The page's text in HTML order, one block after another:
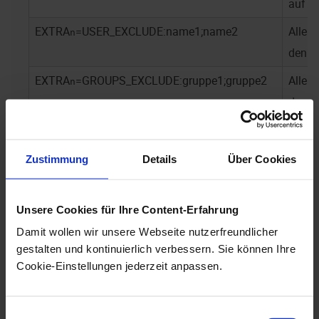
Zustimmung Details Über Cookies
Unsere Cookies für Ihre Content-Erfahrung
Damit wollen wir unsere Webseite nutzerfreundlicher
gestalten und kontinuierlich verbessern. Sie können Ihre
Cookie-Einstellungen jederzeit anpassen.
auf
EXTRAn=USER_EXCLUDE:name1;name2
Alle
den
EXTRAn=GROUPS_EXCLUDE:gruppe1;gruppe2
Alle
den
Nur
EXTRAn=USER_FILTER:Präfix